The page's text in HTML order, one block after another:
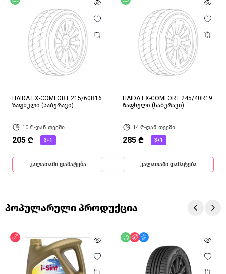
HAIDA EX-COMFORT 215/60R16
ზაფხული (საბურავი)
10 ₾-დან თვეში
205 ₾ 3+1
კალათაში დამატება
HAIDA EX-COMFORT 245/40R19
ზაფხული (საბურავი)
14 ₾-დან თვეში
285 ₾ 3+1
კალათაში დამატება
პოპულარული პროდუქცია
ფასდაკლება უფასო მიწოდება
ფასდაკლება